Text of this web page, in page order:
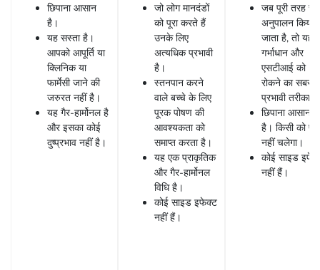
छिपाना आसान
है।
यह सस्ता है।
आपको आपूर्ति या
क्लिनिक या
फार्मेसी जाने की
जरुरत नहीं है।
यह गैर-हार्मोनल है
और इसका कोई
दुष्प्रभाव नहीं है।
जो लोग मानदंडों
को पूरा करते हैं
उनके लिए
अत्यधिक प्रभावी
है।
स्तनपान करने
वाले बच्चे के लिए
पूरक पोषण की
आवश्यकता को
समाप्त करता है।
यह एक प्राकृतिक
और गैर-हार्मोनल
विधि है।
कोई साइड इफेक्ट
नहीं हैं।
जब पूरी तरह से
अनुपालन किया
जाता है, तो यह
गर्भाधान और
एसटीआई को
रोकने का सबसे
प्रभावी तरीका
छिपाना आसान
है। किसी को
नहीं चलेगा।
कोई साइड
नहीं हैं।